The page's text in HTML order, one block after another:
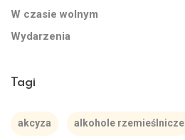
W czasie wolnym
Wydarzenia
Tagi
akcyza alkohole rzemieślnicze